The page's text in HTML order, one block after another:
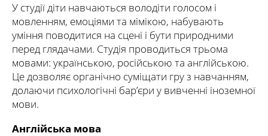
У студії діти навчаються володіти голосом і
мовленням, емоціями та мімікою, набувають
уміння поводитися на сцені і бути природними
перед глядачами. Студія проводиться трьома
мовами: українською, російською та англійською.
Це дозволяє органічно суміщати гру з навчанням,
долаючи психологічні бар’єри у вивченні іноземної
мови.
Англійська мова